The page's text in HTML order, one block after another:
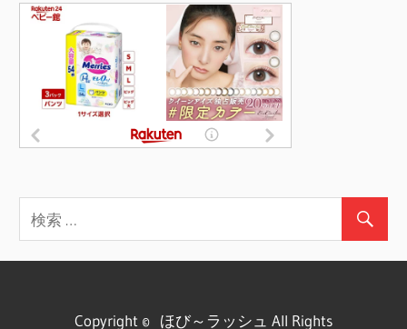
Copyright © ほび～ラッシュ All Rights